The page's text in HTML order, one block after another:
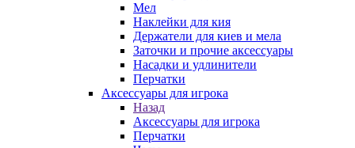
Мел
Наклейки для кия
Держатели для киев и мела
Заточки и прочие аксессуары
Насадки и удлинители
Перчатки
Аксессуары для игрока
Назад
Аксессуары для игрока
Перчатки